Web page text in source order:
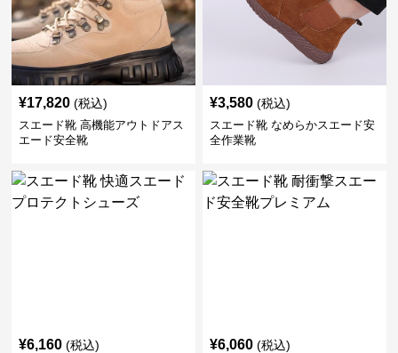
¥17,820 (税込)
スエード靴 高機能アウトドアス
エード安全靴
¥3,580 (税込)
スエード靴 なめらかスエード安
全作業靴
¥6,160 (税込) ¥6,060 (税込)